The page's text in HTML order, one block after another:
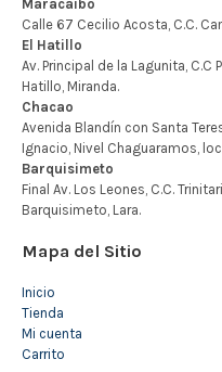
Mapa del Sitio
Inicio
Tienda
Mi cuenta
Carrito